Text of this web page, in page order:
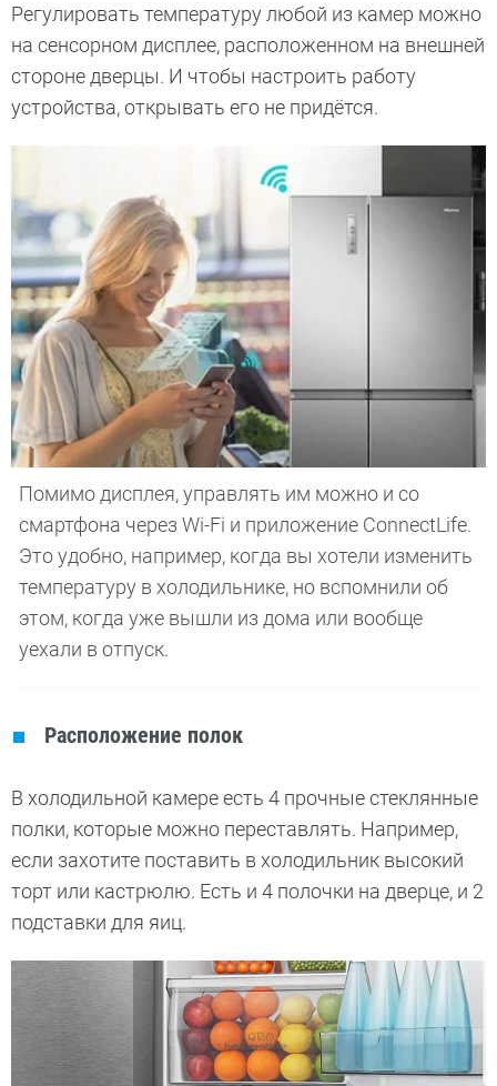
Регулировать температуру любой из камер можно
на сенсорном дисплее, расположенном на внешней
стороне дверцы. И чтобы настроить работу
устройства, открывать его не придётся.
Помимо дисплея, управлять им можно и со
смартфона через Wi-Fi и приложение ConnectLife.
Это удобно, например, когда вы хотели изменить
температуру в холодильнике, но вспомнили об
этом, когда уже вышли из дома или вообще
уехали в отпуск.
Расположение полок
В холодильной камере есть 4 прочные стеклянные
полки, которые можно переставлять. Например,
если захотите поставить в холодильник высокий
торт или кастрюлю. Есть и 4 полочки на дверце, и 2
подставки для яиц.